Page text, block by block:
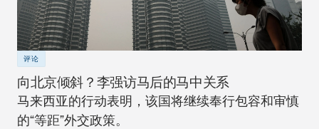
评论
向北京倾斜？李强访马后的马中关系
马来西亚的行动表明，该国将继续奉行包容和审慎
的“等距”外交政策。